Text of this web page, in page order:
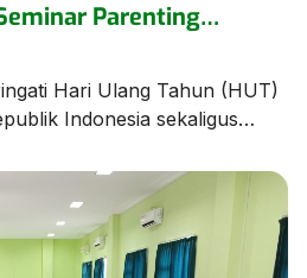
Parenting
Dorong
Hari Ulang Tahun (HUT)
Indonesia sekaligus
Wanita Persatuan
1 Banyuwangi mengikuti
daring pada Kamis
mengusung tema